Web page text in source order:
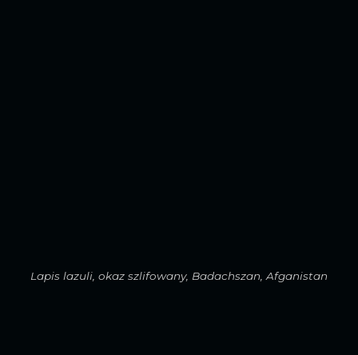
Lapis lazuli, okaz szlifowany, Badachszan, Afganistan